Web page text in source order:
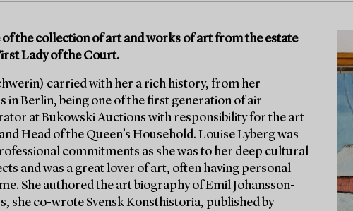
the collection of art and works of art from the estate
Lady of the Court.
carried with her a rich history, from her
in Berlin, being one of the first generation of air
at Bukowski Auctions with responsibility for the art
Head of the Queen’s Household. Louise Lyberg was
commitments as she was to her deep cultural
and was a great lover of art, often having personal
She authored the art biography of Emil Johansson-
she co-wrote Svensk Konsthistoria, published by